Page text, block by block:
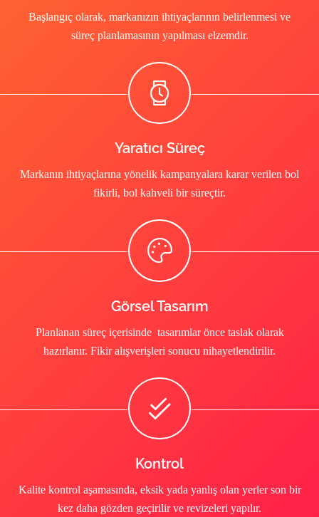
Başlangıç olarak, markanızın ihtiyaçlarının belirlenmesi ve
süreç planlamasının yapılması elzemdir.
Yaratıcı Süreç
Markanın ihtiyaçlarına yönelik kampanyalara karar verilen bol
fikirli, bol kahveli bir süreçtir.
Görsel Tasarım
Planlanan süreç içerisinde tasarımlar önce taslak olarak
hazırlanır. Fikir alışverişleri sonucu nihayetlendirilir.
Kontrol
Kalite kontrol aşamasında, eksik yada yanlış olan yerler son bir
kez daha gözden geçirilir ve revizeleri yapılır.